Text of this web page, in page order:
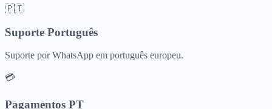
🇵🇹
Suporte Português
Suporte por WhatsApp em português europeu.
💳
Pagamentos PT